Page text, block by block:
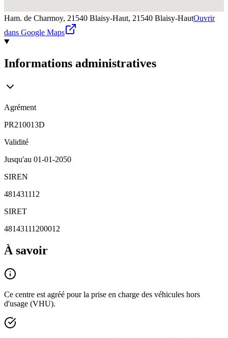
Ham. de Charmoy, 21540 Blaisy-Haut, 21540 Blaisy-HautOuvrir
dans Google Maps
Informations administratives
Agrément
PR210013D
Validité
Jusqu'au 01-01-2050
SIREN
481431112
SIRET
48143111200012
À savoir
Ce centre est agréé pour la prise en charge des véhicules hors
d'usage (VHU).